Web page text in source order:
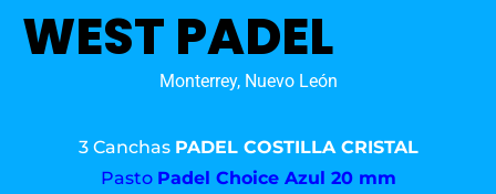
WEST PADEL
Monterrey, Nuevo León
3 Canchas PADEL COSTILLA CRISTAL
Pasto Padel Choice Azul 20 mm